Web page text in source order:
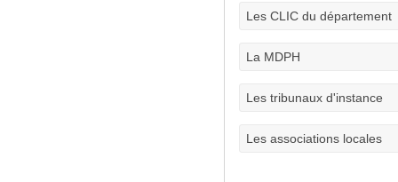
Les CLIC du département
La MDPH
Les tribunaux d'instance
Les associations locales